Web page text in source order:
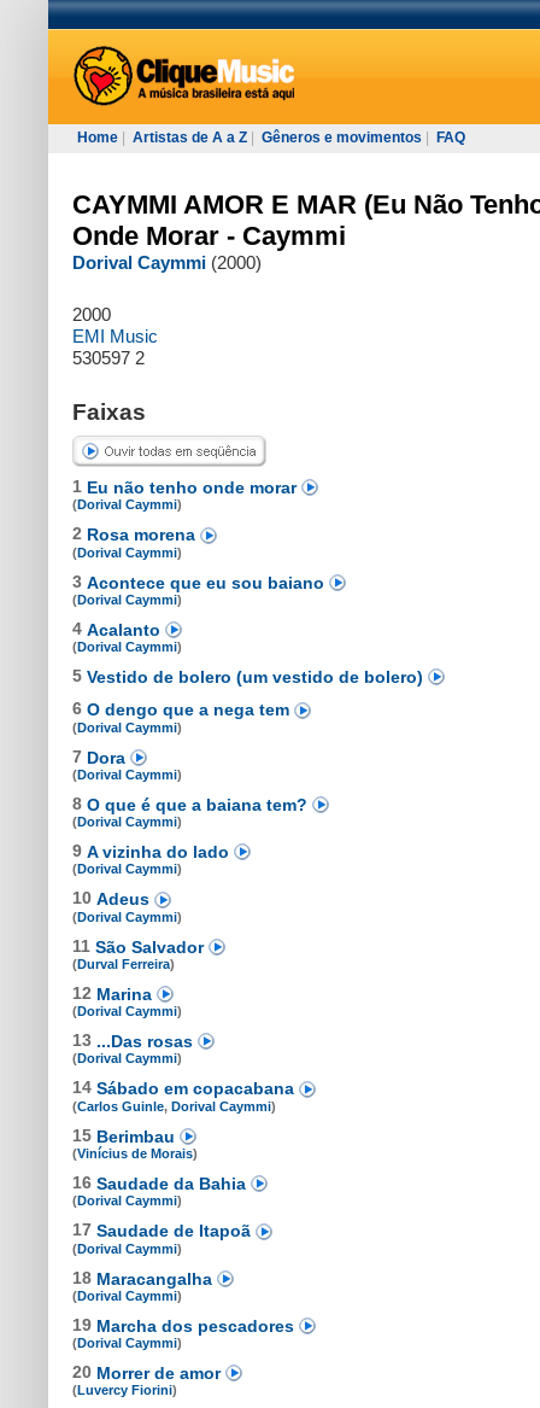
Home Artistas de A a Z Gêneros e movimentos FAQ
CAYMMI AMOR E MAR (Eu Não
Onde Morar - Caymmi
Dorival Caymmi (2000)
2000
EMI Music
530597 2
Faixas
1 Eu não tenho onde morar
(Dorival Caymmi)
2 Rosa morena
(Dorival Caymmi)
3 Acontece que eu sou baiano
(Dorival Caymmi)
4 Acalanto
(Dorival Caymmi)
5 Vestido de bolero (um vestido de bolero)
6 O dengo que a nega tem
(Dorival Caymmi)
7 Dora
(Dorival Caymmi)
8 O que é que a baiana tem?
(Dorival Caymmi)
9 A vizinha do lado
(Dorival Caymmi)
10 Adeus
(Dorival Caymmi)
11 São Salvador
(Durval Ferreira)
12 Marina
(Dorival Caymmi)
13 ...Das rosas
(Dorival Caymmi)
14 Sábado em copacabana
(Carlos Guinle, Dorival Caymmi)
15 Berimbau
(Vinícius de Morais)
16 Saudade da Bahia
(Dorival Caymmi)
17 Saudade de Itapoã
(Dorival Caymmi)
18 Maracangalha
(Dorival Caymmi)
19 Marcha dos pescadores
(Dorival Caymmi)
20 Morrer de amor
(Luvercy Fiorini)